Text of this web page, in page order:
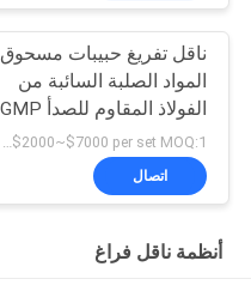
ناقل تفريغ حبيبات مسحوق
المواد الصلبة السائبة من
الفولاذ المقاوم للصدأ GMP
USD$2000~$7000 per set MOQ:1 مجموعة
اتصال
أنظمة ناقل فراغ